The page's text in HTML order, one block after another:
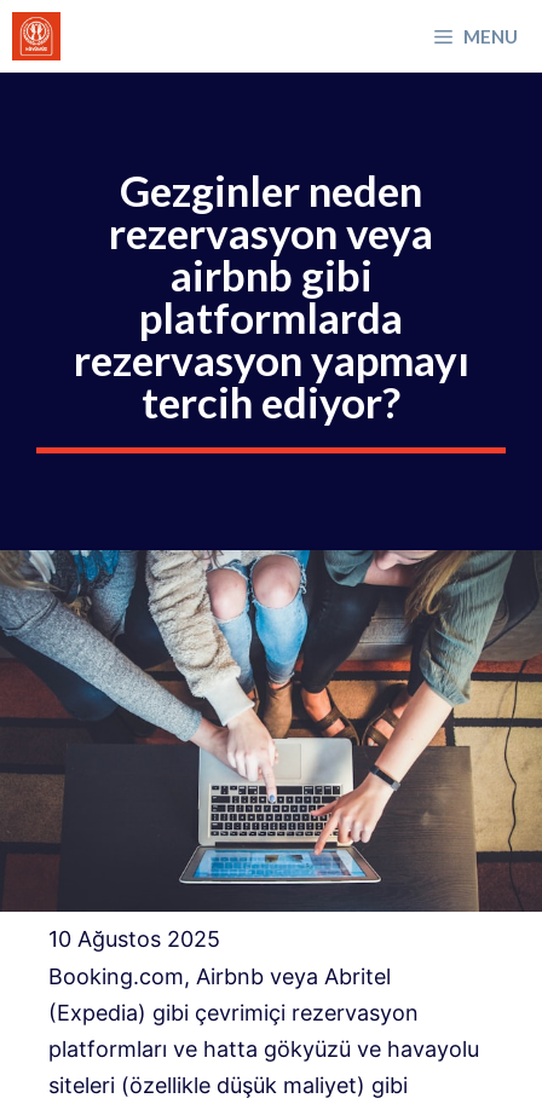
İçeriğe
atla
MENU
Gezginler neden
rezervasyon veya
airbnb gibi
platformlarda
rezervasyon yapmayı
tercih ediyor?
10 Ağustos 2025
Booking.com, Airbnb veya Abritel
(Expedia) gibi çevrimiçi rezervasyon
platformları ve hatta gökyüzü ve havayolu
siteleri (özellikle düşük maliyet) gibi